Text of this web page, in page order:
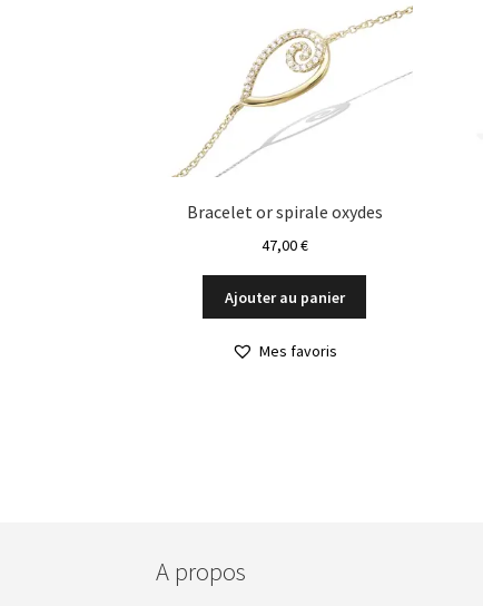
Bracelet or spirale oxydes
47,00€
Ajouter au panier
Mes favoris
A propos